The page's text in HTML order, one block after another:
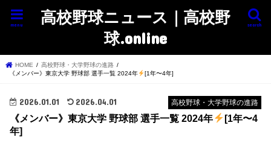
高校野球ニュース｜高校野
球.online
search
menu
HOME
高校野球・大学野球の進路
《メンバー》東京大学 野球部 選手一覧 2024年
[1年〜4年]
高校野球・大学野球の進路
2026.01.01 2026.04.01
《メンバー》東京大学 野球部 選手一覧 2024年
[1年〜4
年]